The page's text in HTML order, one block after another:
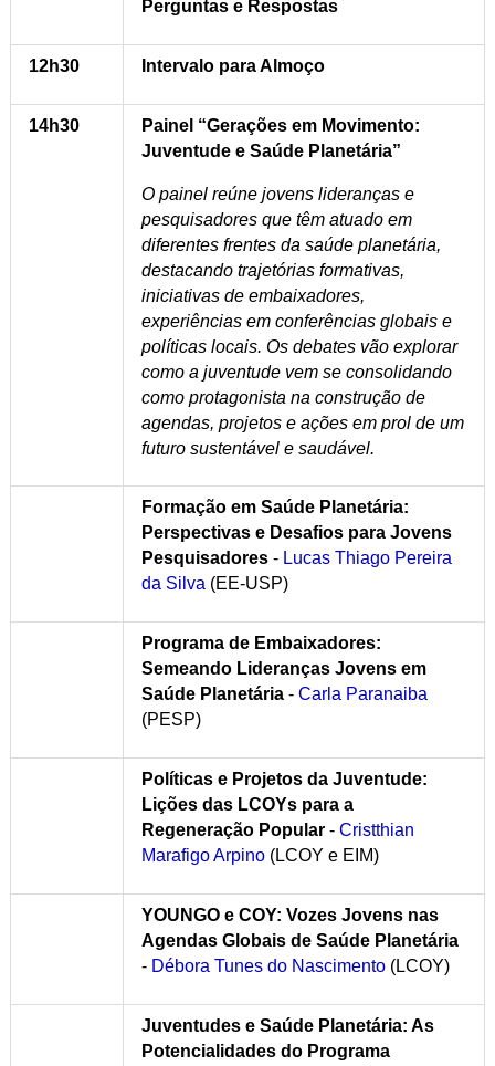
Perguntas e Respostas
12h30 Intervalo para Almoço
14h30
Painel “Gerações em Movimento:
Juventude e Saúde Planetária”
O painel reúne jovens lideranças e
pesquisadores que têm atuado em
diferentes frentes da saúde planetária,
destacando trajetórias formativas,
iniciativas de embaixadores,
experiências em conferências globais e
políticas locais. Os debates vão explorar
como a juventude vem se consolidando
como protagonista na construção de
agendas, projetos e ações em prol de um
futuro sustentável e saudável.
Formação em Saúde Planetária:
Perspectivas e Desafios para Jovens
Pesquisadores- Lucas Thiago Pereira
da Silva (EE-USP)
Programa de Embaixadores:
Semeando Lideranças Jovens em
Saúde Planetária- Carla Paranaiba
(PESP)
Políticas e Projetos da Juventude:
Lições das LCOYs para a
Regeneração Popular- Cristthian
Marafigo Arpino(LCOY e EIM)
YOUNGO e COY: Vozes Jovens nas
Agendas Globais de Saúde Planetária
- Débora Tunes do Nascimento(LCOY)
Juventudes e Saúde Planetária: As
Potencialidades do Programa